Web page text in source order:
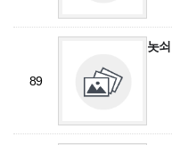
89
놋